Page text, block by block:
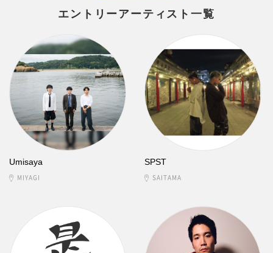
エントリーアーティスト一覧
Umisaya
MIYAGI
SPST
SAITAMA